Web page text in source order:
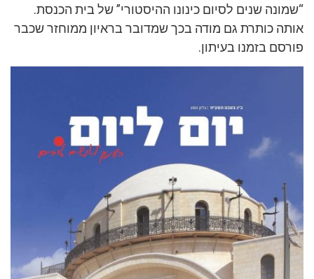
“שמונה שנים לסיום כינונו ההיסטורי” של בית הכנסת.
אותה כותרת גם מודה בכך שמדובר בראיון ממוחזר שכבר
פורסם בזמנו בעיתון.